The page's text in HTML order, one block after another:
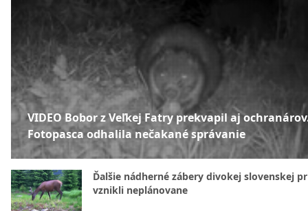
VIDEO Bobor z Veľkej Fatry prekvapil aj
Fotopasca odhalila nečakané správanie
Ďalšie nádherné zábery divokej slovenskej
vznikli neplánovane